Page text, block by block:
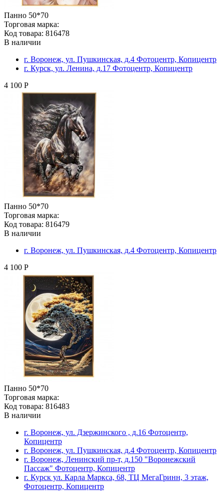
Панно 50*70
Торговая марка:
Код товара: 816478
В наличии
г. Воронеж, ул. Пушкинская, д.4 Фотоцентр, Копицентр
г. Курск, ул. Ленина, д.17 Фотоцентр, Копицентр
4 100 Р
Панно 50*70
Торговая марка:
Код товара: 816479
В наличии
г. Воронеж, ул. Пушкинская, д.4 Фотоцентр, Копицентр
4 100 Р
Панно 50*70
Торговая марка:
Код товара: 816483
В наличии
г. Воронеж, ул. Дзержинского , д.16 Фотоцентр,
Копицентр
г. Воронеж, ул. Пушкинская, д.4 Фотоцентр, Копицентр
г. Воронеж, Ленинский пр-т, д.150 "Воронежский
Пассаж" Фотоцентр, Копицентр
г. Курск ул. Карла Маркса, 68, ТЦ МегаГринн, 3 этаж,
Фотоцентр, Копицентр